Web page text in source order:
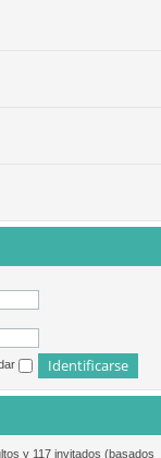
y 117 invitados (basados